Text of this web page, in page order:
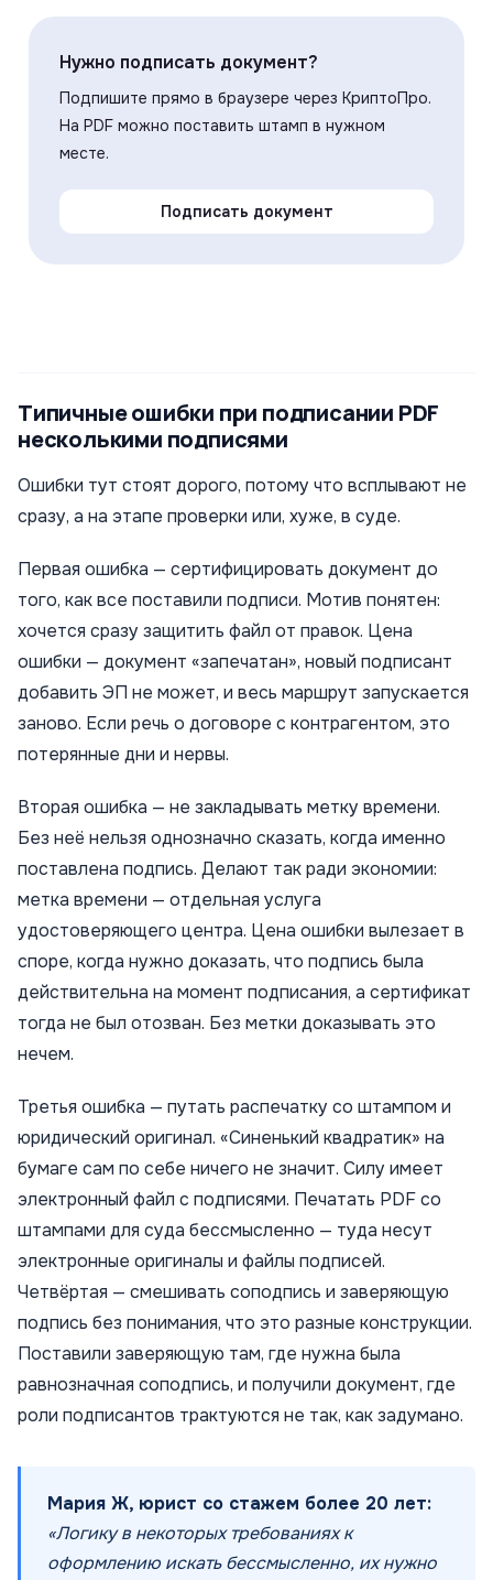
Нужно подписать документ?
Подпишите прямо в браузере через КриптоПро.
На PDF можно поставить штамп в нужном
месте.
Подписать документ
Типичные ошибки при подписании PDF
несколькими подписями
Ошибки тут стоят дорого, потому что всплывают не
сразу, а на этапе проверки или, хуже, в суде.
Первая ошибка — сертифицировать документ до
того, как все поставили подписи. Мотив понятен:
хочется сразу защитить файл от правок. Цена
ошибки — документ «запечатан», новый подписант
добавить ЭП не может, и весь маршрут запускается
заново. Если речь о договоре с контрагентом, это
потерянные дни и нервы.
Вторая ошибка — не закладывать метку времени.
Без неё нельзя однозначно сказать, когда именно
поставлена подпись. Делают так ради экономии:
метка времени — отдельная услуга
удостоверяющего центра. Цена ошибки вылезает в
споре, когда нужно доказать, что подпись была
действительна на момент подписания, а сертификат
тогда не был отозван. Без метки доказывать это
нечем.
Третья ошибка — путать распечатку со штампом и
юридический оригинал. «Синенький квадратик» на
бумаге сам по себе ничего не значит. Силу имеет
электронный файл с подписями. Печатать PDF со
штампами для суда бессмысленно — туда несут
электронные оригиналы и файлы подписей.
Четвёртая — смешивать соподпись и заверяющую
подпись без понимания, что это разные конструкции.
Поставили заверяющую там, где нужна была
равнозначная соподпись, и получили документ, где
роли подписантов трактуются не так, как задумано.
Мария Ж, юрист со стажем более 20 лет:
«Логику в некоторых требованиях к
оформлению искать бессмысленно, их нужно